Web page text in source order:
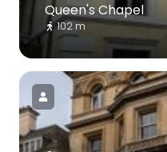
Queen's Chapel
102 m